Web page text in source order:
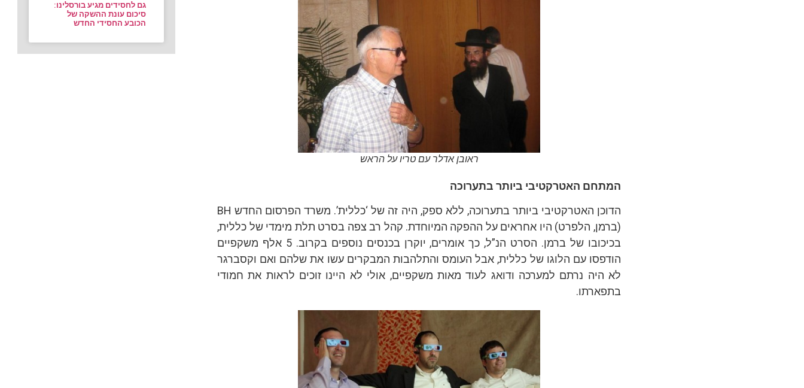
ראובן אדלר עם טריו על הראש
המתחם האטרקטיבי ביותר בתערוכה
הדוכן האטרקטיבי ביותר בתערוכה, ללא ספק, היה זה של ‘כללית’. משרד הפרסום החדש BH
(ברמן, הלפרט) היו אחראים על ההפקה המיוחדת. קהל רב צפה בסרט תלת מימדי של כללית,
בכיכובו של ברמן. הסרט הנ”ל, כך אומרים, יוקרן בכנסים נוספים בקרוב. 5 אלף משקפיים
הודפסו עם הלוגו של כללית, אבל העומס והתלהבות המבקרים עשו את שלהם ואם וקסברגר
לא היה נרתם למערכה ודואג לעוד מאות משקפיים, אולי לא היינו זוכים לראות את חמודי
בתפארתו.
גם לחסידים מגיע בורסלינו:
סיכום עונת ההשקה של
הכובע החסידי החדש